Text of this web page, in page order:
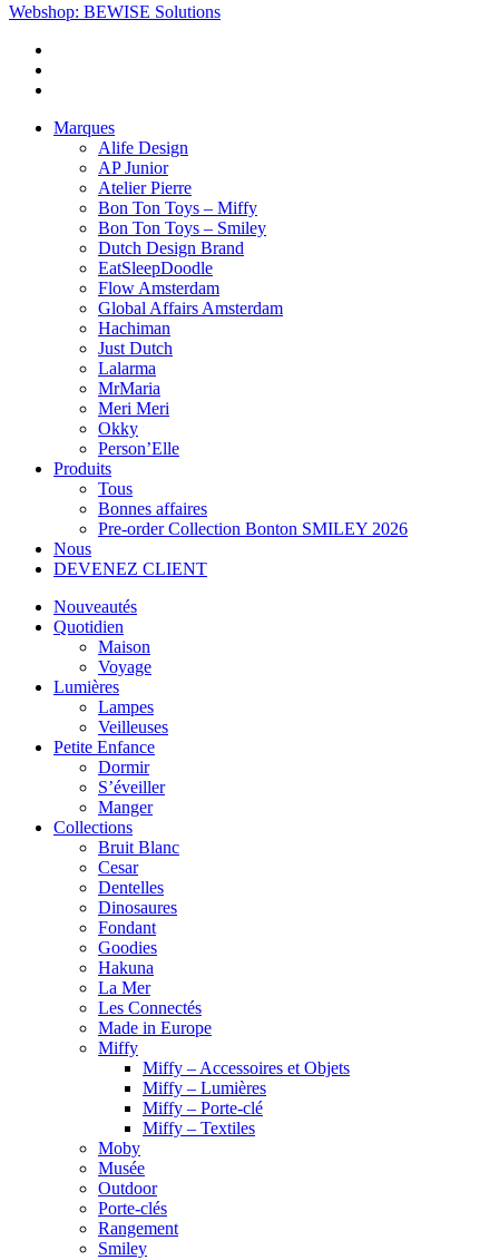
Webshop: BEWISE Solutions
Marques
Alife Design
AP Junior
Atelier Pierre
Bon Ton Toys – Miffy
Bon Ton Toys – Smiley
Dutch Design Brand
EatSleepDoodle
Flow Amsterdam
Global Affairs Amsterdam
Hachiman
Just Dutch
Lalarma
MrMaria
Meri Meri
Okky
Person’Elle
Produits
Tous
Bonnes affaires
Pre-order Collection Bonton SMILEY 2026
Nous
DEVENEZ CLIENT
Nouveautés
Quotidien
Maison
Voyage
Lumières
Lampes
Veilleuses
Petite Enfance
Dormir
S’éveiller
Manger
Collections
Bruit Blanc
Cesar
Dentelles
Dinosaures
Fondant
Goodies
Hakuna
La Mer
Les Connectés
Made in Europe
Miffy
Miffy – Accessoires et Objets
Miffy – Lumières
Miffy – Porte-clé
Miffy – Textiles
Moby
Musée
Outdoor
Porte-clés
Rangement
Smiley